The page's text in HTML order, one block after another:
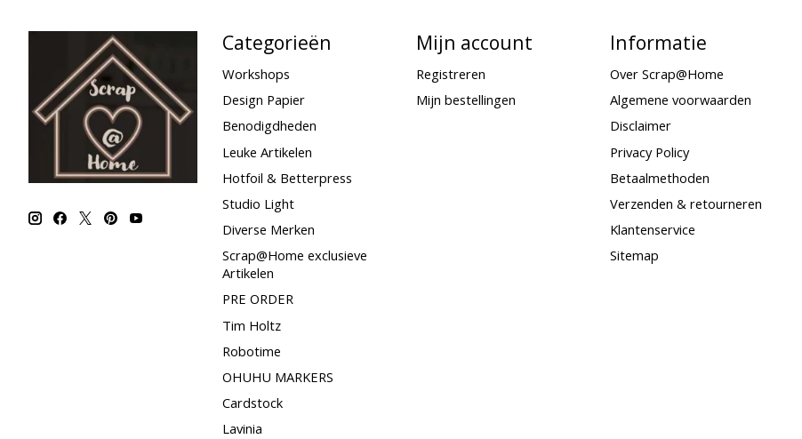
Categorieën
Workshops
Design Papier
Benodigdheden
Leuke Artikelen
Hotfoil & Betterpress
Studio Light
Diverse Merken
Scrap@Home exclusieve
Artikelen
PRE ORDER
Tim Holtz
Robotime
OHUHU MARKERS
Cardstock
Lavinia
Mijn account
Registreren
Mijn bestellingen
Informatie
Over Scrap@Home
Algemene voorwaarden
Disclaimer
Privacy Policy
Betaalmethoden
Verzenden & retourneren
Klantenservice
Sitemap